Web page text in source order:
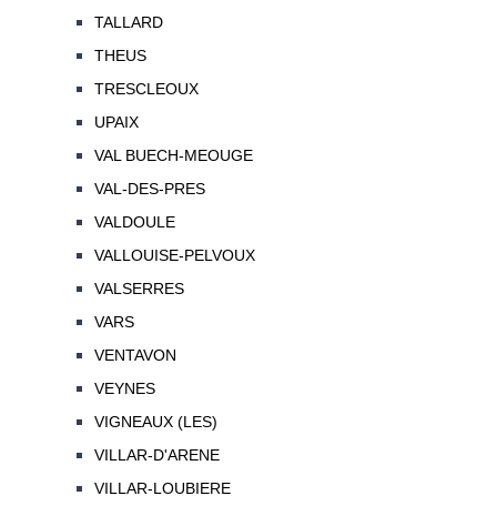
TALLARD
THEUS
TRESCLEOUX
UPAIX
VAL BUECH-MEOUGE
VAL-DES-PRES
VALDOULE
VALLOUISE-PELVOUX
VALSERRES
VARS
VENTAVON
VEYNES
VIGNEAUX (LES)
VILLAR-D'ARENE
VILLAR-LOUBIERE